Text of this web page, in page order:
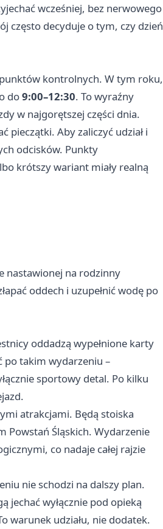
wcześniej, bez nerwowego
często decyduje o tym, czy dzień
kontrolnych. W tym roku,
do9:00–12:30. To wyraźny
w najgorętszej części dnia.
pieczątki. Aby zaliczyć udział i
odcisków. Punkty
krótszy wariant miały realną
nastawionej na rodzinny
oddech i uzupełnić wodę po
oddadzą wypełnione karty
po takim wydarzeniu –
sportowy detal. Po kilku
atrakcjami. Będą stoiska
Powstań Śląskich. Wydarzenie
co nadaje całej rajzie
nie schodzi na dalszy plan.
jechać wyłącznie pod opieką
warunek udziału, nie dodatek.